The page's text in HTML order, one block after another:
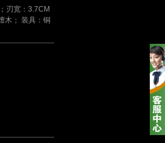
刃宽：3.7CM
木； 装具：铜